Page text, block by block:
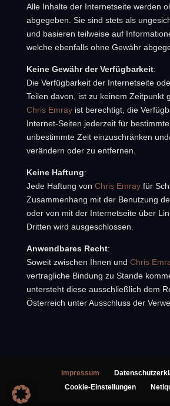
Alle Inhalte der Internetseite werden
abgegeben. Sie sind stets als
und basieren teilweise auf
welche ebenfalls ohne Gewähr
Keine Gewähr der Verfügbarkeit:
Die Verfügbarkeit der Internetseite
Teilen davon, ist zu keinem Zeitpunkt
Chris Emrayist berechtigt, die
Internet-Seiten jederzeit für
unbestimmte Zeit einzuschränken
verändern oder zu entfernen.
Keine Haftung:
Jede Haftung von Chris Emrayfür
Zusammenhang mit der Benutzung
oder von mit der Internetseite über
Dritten wird ausgeschlossen.
Anwendbares Recht:
Soweit zwischen Ihnen und Chris
vertragliche Bindung zu Stande
untersteht diese ausschließlich dem
Österreich unter Ausschluss der
Impressum
Cookie-Einstellungen